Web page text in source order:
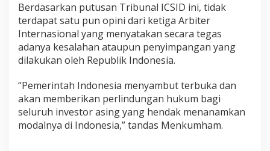
Berdasarkan putusan Tribunal ICSID ini, tidak
terdapat satu pun opini dari ketiga Arbiter
Internasional yang menyatakan secara tegas
adanya kesalahan ataupun penyimpangan yang
dilakukan oleh Republik Indonesia.
“Pemerintah Indonesia menyambut terbuka dan
akan memberikan perlindungan hukum bagi
seluruh investor asing yang hendak menanamkan
modalnya di Indonesia,” tandas Menkumham.